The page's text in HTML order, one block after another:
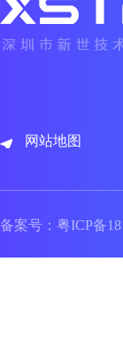
网站地图
备案号： 粤ICP备